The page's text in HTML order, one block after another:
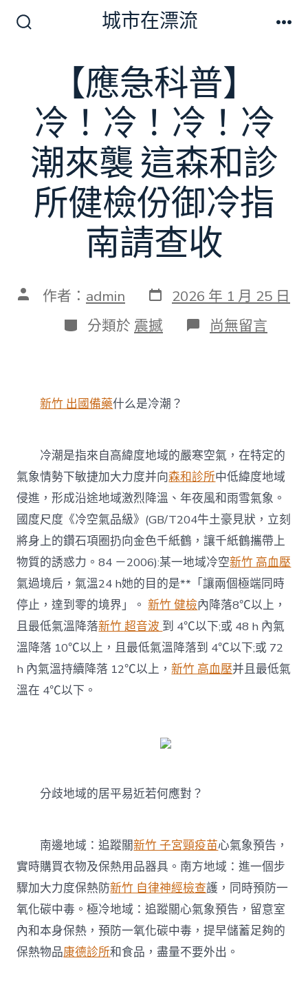
關
城市在漂流
【應急科普】
冷！冷！冷！冷
潮來襲 這森和診
所健檢份御冷指
南請查收
文 作者： admin 發
表
日
期
2026 年 1 月 25 日
分
類
分類於 震撼 在
〈【應
潮
來
襲
這
森
和
診
所
健
檢
份
御
冷
指
南
請
查
尚無留言
新竹 出國備藥什么是冷潮？
冷潮是指來自高緯度地域的嚴寒空氣，在特定的
氣象情勢下敏捷加大力度并向森和診所中低緯度地域
侵進，形成沿途地域激烈降溫、年夜風和雨雪氣象。
國度尺度《冷空氣品級》(GB/T204牛土豪見狀，立刻
將身上的鑽石項圈扔向金色千紙鶴，讓千紙鶴攜帶上
物質的誘惑力。84 －2006):某一地域冷空新竹 高血壓
氣過境后，氣溫24 h她的目的是**「讓兩個極端同時
停止，達到零的境界」。新竹 健檢內降落8℃以上，
且最低氣溫降落新竹 超音波 到 4℃以下;或 48 h 內氣
溫降落 10℃以上，且最低氣溫降落到 4℃以下;或 72
h 內氣溫持續降落 12℃以上，新竹 高血壓并且最低氣
溫在 4℃以下。
分歧地域的居平易近若何應對？
南邊地域：追蹤關新竹 子宮頸疫苗心氣象預告，
實時購買衣物及保熱用品器具。南方地域：進一個步
驟加大力度保熱防新竹 自律神經檢查護，同時預防一
氧化碳中毒。極冷地域：追蹤關心氣象預告，留意室
內和本身保熱，預防一氧化碳中毒，提早儲蓄足夠的
保熱物品康德診所和食品，盡量不要外出。